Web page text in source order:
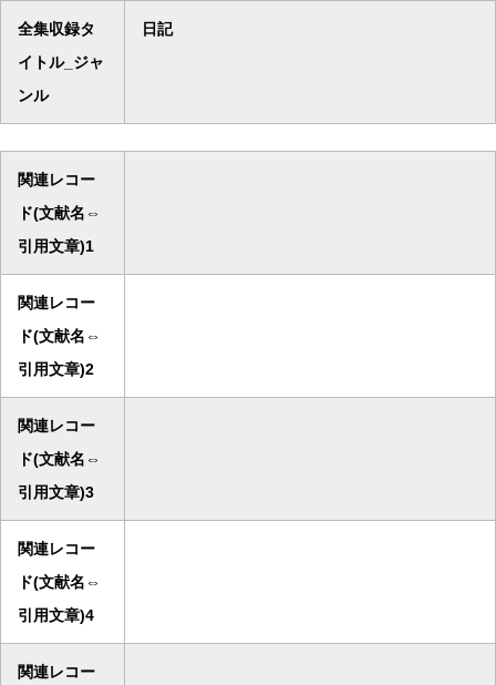
全集収録タ
イトル_ジャ
ンル
日記
関連レコー
ド(文献名⇔
引用文章)1
関連レコー
ド(文献名⇔
引用文章)2
関連レコー
ド(文献名⇔
引用文章)3
関連レコー
ド(文献名⇔
引用文章)4
関連レコー